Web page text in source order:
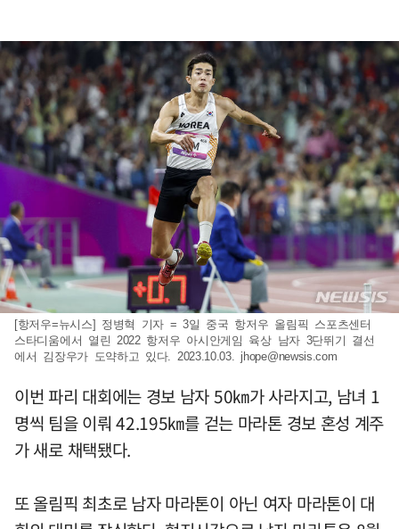
[항저우=뉴시스] 정병혁 기자 = 3일 중국 항저우 올림픽 스포츠센터
스타디움에서 열린 2022 항저우 아시안게임 육상 남자 3단뛰기 결선
에서 김장우가 도약하고 있다. 2023.10.03. jhope@newsis.com
이번 파리 대회에는 경보 남자 50㎞가 사라지고, 남녀 1
명씩 팀을 이뤄 42.195㎞를 걷는 마라톤 경보 혼성 계주
가 새로 채택됐다.
또 올림픽 최초로 남자 마라톤이 아닌 여자 마라톤이 대